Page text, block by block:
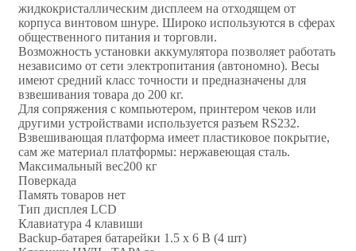
жидкокристаллическим дисплеем на отходящем от
корпуса винтовом шнуре. Широко используются в сферах
общественного питания и торговли.
Возможность установки аккумулятора позволяет работать
независимо от сети электропитания (автономно). Весы
имеют средний класс точности и предназначены для
взвешивания товара до 200 кг.
Для сопряжения с компьютером, принтером чеков или
другими устройствами используется разъем RS232.
Взвешивающая платформа имеет пластиковое покрытие,
сам же материал платформы: нержавеющая сталь.
Максимальный вес200 кг
Поверкада
Память товаров нет
Тип дисплея LCD
Клавиатура 4 клавиши
Backup-батарея батарейки 1.5 х 6 В (4 шт)